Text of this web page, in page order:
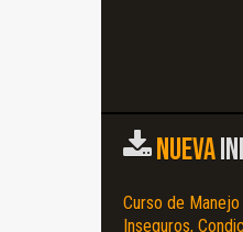
NUEVA
Curso de
Inseguros,